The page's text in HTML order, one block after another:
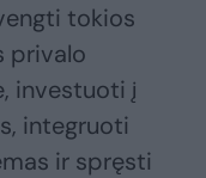
tokios
privalo
investuoti į
integruoti
ir spręsti